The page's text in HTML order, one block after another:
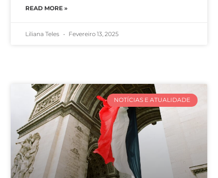
READ MORE »
Liliana Teles Fevereiro 13, 2025
NOTÍCIAS E ATUALIDADE